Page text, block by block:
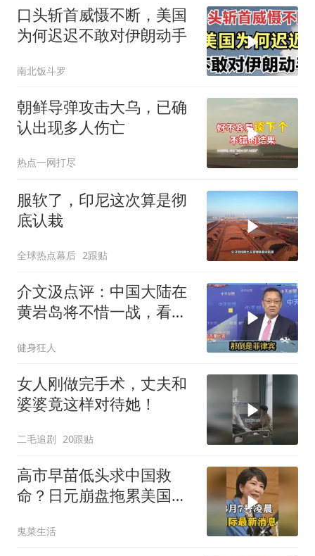
口头斩首威慑不断，美国
为何迟迟不敢对伊朗动手
南北饭斗罗
朝鲜导弹攻击大乌，已确
认出现多人伤亡
热点一网打尽
服软了，印尼这次算是彻
底认栽
全球热点幕后 2跟贴
介文汲点评：中国大陆在
黄岩岛将不惜一战，看你
健身狂人
女人刚做完手术，丈夫和
婆婆竟这样对待她！
二毛追剧 20跟贴
高市早苗低头求中国救
命？日元崩盘拖累美国下
鬼菜生活